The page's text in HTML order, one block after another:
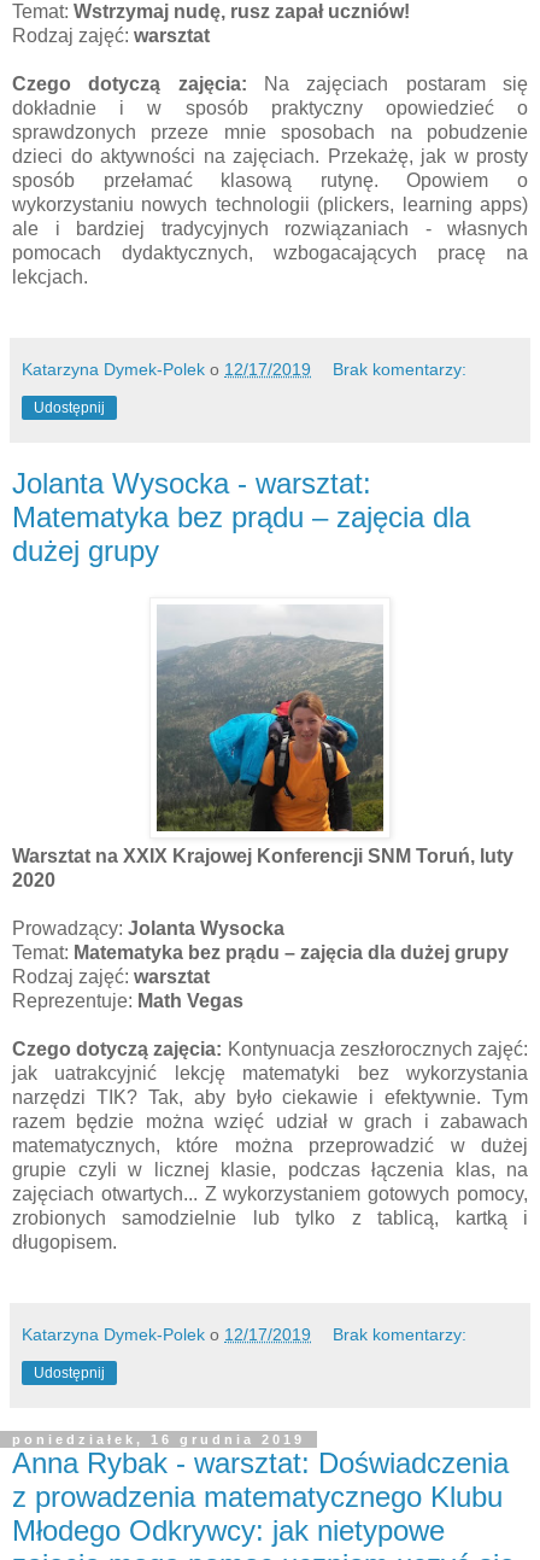
Temat: Wstrzymaj nudę, rusz zapał uczniów!
Rodzaj zajęć: warsztat
Czego dotyczą zajęcia: Na zajęciach postaram się
dokładnie i w sposób praktyczny opowiedzieć o
sprawdzonych przeze mnie sposobach na pobudzenie
dzieci do aktywności na zajęciach. Przekażę, jak w prosty
sposób przełamać klasową rutynę. Opowiem o
wykorzystaniu nowych technologii (plickers, learning apps)
ale i bardziej tradycyjnych rozwiązaniach - własnych
pomocach dydaktycznych, wzbogacających pracę na
lekcjach.
Katarzyna Dymek-Polek o 12/17/2019 Brak komentarzy:
Udostępnij
Jolanta Wysocka - warsztat:
Matematyka bez prądu – zajęcia dla
dużej grupy
Warsztat na XXIX Krajowej Konferencji SNM Toruń, luty
2020
Prowadzący: Jolanta Wysocka
Temat: Matematyka bez prądu – zajęcia dla dużej grupy
Rodzaj zajęć: warsztat
Reprezentuje: Math Vegas
Czego dotyczą zajęcia: Kontynuacja zeszłorocznych zajęć:
jak uatrakcyjnić lekcję matematyki bez wykorzystania
narzędzi TIK? Tak, aby było ciekawie i efektywnie. Tym
razem będzie można wzięć udział w grach i zabawach
matematycznych, które można przeprowadzić w dużej
grupie czyli w licznej klasie, podczas łączenia klas, na
zajęciach otwartych... Z wykorzystaniem gotowych pomocy,
zrobionych samodzielnie lub tylko z tablicą, kartką i
długopisem.
Katarzyna Dymek-Polek o 12/17/2019 Brak komentarzy:
Udostępnij
poniedziałek, 16 grudnia 2019
Anna Rybak - warsztat: Doświadczenia
z prowadzenia matematycznego Klubu
Młodego Odkrywcy: jak nietypowe